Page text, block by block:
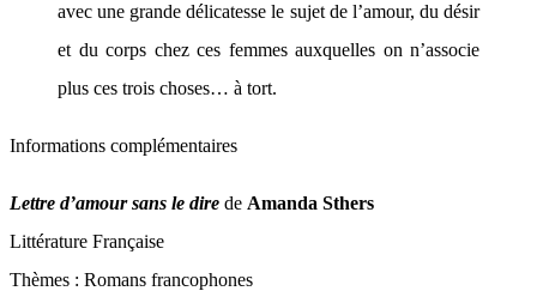
avec une grande délicatesse le sujet de l’amour, du désir
et du corps chez ces femmes auxquelles on n’associe
plus ces trois choses… à tort.
Informations complémentaires
Lettre d’amour sans le dire de Amanda Sthers
Littérature Française
Thèmes : Romans francophones